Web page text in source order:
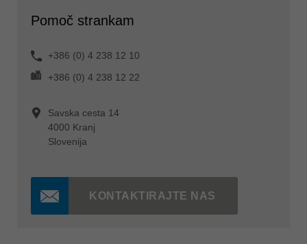
Pomoč strankam
+386 (0) 4 238 12 10
+386 (0) 4 238 12 22
Savska cesta 14
4000 Kranj
Slovenija
KONTAKTIRAJTE NAS